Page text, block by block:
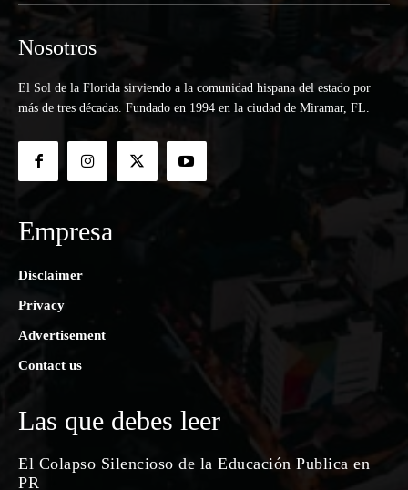
Nosotros
El Sol de la Florida sirviendo a la comunidad hispana del estado por
más de tres décadas. Fundado en 1994 en la ciudad de Miramar, FL.
Empresa
Disclaimer
Privacy
Advertisement
Contact us
Las que debes leer
El Colapso Silencioso de la Educación Publica en
PR